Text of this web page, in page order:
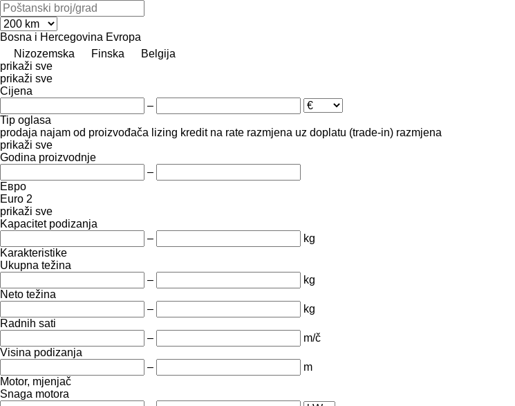
Bosna i Hercegovina Evropa
Nizozemska
Finska
Belgija
prikaži sve
prikaži sve
Cijena
–
Tip oglasa
prodaja najam od proizvođača lizing kredit na rate razmjena uz doplatu (trade-in) razmjena
prikaži sve
Godina proizvodnje
–
Евро
Euro 2
prikaži sve
Kapacitet podizanja
–
kg
Karakteristike
Ukupna težina
–
kg
Neto težina
–
kg
Radnih sati
–
m/č
Visina podizanja
–
m
Motor, mjenjač
Snaga motora